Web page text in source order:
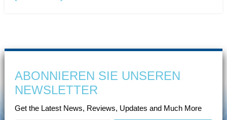
ABONNIEREN SIE UNSEREN
NEWSLETTER
Get the Latest News, Reviews, Updates and Much More